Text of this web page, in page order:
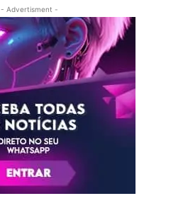
- Advertisment -